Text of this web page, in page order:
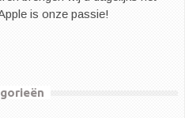
is onze passie!